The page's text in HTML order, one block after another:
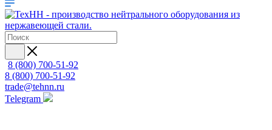
8 (800) 700-51-92
8 (800) 700-51-92
trade@tehnn.ru
Telegram